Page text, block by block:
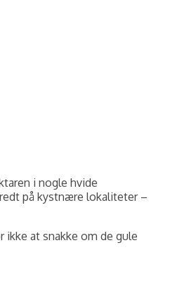
i nogle hvide
på kystnære lokaliteter –
ikke at snakke om de gule